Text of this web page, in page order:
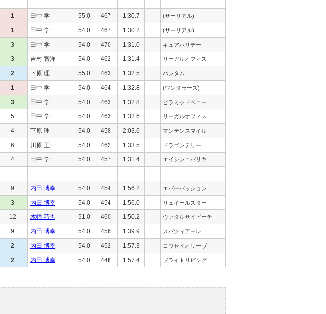
1 田中 学 55.0 467 1:30.7 (サーリアル)
1 田中 学 54.0 467 1:30.2 (サーリアル)
3 田中 学 54.0 470 1:31.0 キュアホリデー
3 吉村 智洋 54.0 462 1:31.4 リーガルオフィス
2 下原 理 55.0 463 1:32.5 バンタム
1 田中 学 54.0 464 1:32.8 (ワンダラーズ)
3 田中 学 54.0 463 1:32.8 ピラミッドベニー
5 田中 学 54.0 463 1:32.6 リーガルオフィス
4 下原 理 54.0 458 2:03.6 マンテンスマイル
6 川原 正一 54.0 462 1:33.5 ドラゴンテリー
4 田中 学 54.0 457 1:31.4 エイシンニバリキ
9 内田 博幸 54.0 454 1:56.2 エバーパッション
3 内田 博幸 54.0 454 1:56.0 リュイールスター
12 木幡 巧也 51.0 460 1:50.2 ヴァタルサイビーチ
9 内田 博幸 54.0 456 1:39.9 スパツィアーレ
2 内田 博幸 54.0 452 1:57.3 コウセイオリーヴ
2 内田 博幸 54.0 448 1:57.4 ブライトリビング